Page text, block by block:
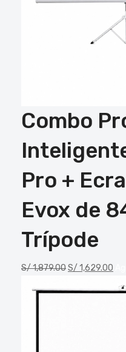
Combo
Pro +
Evox de
Trípode
S/1,879.00S/ 1,629.00